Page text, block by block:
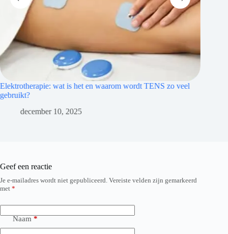
wat is het en waarom wordt TENS zo veel
10, 2025
Waarom
Geef een reactie
Je e-mailadres wordt niet gepubliceerd. Vereiste velden zijn gemarkeerd
met *
Naam*